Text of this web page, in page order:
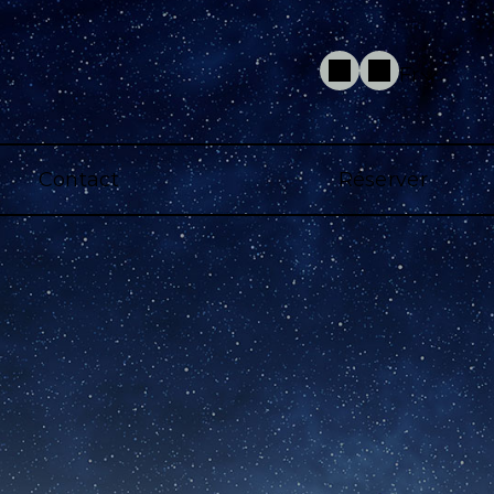
Fr
Contact Réserver